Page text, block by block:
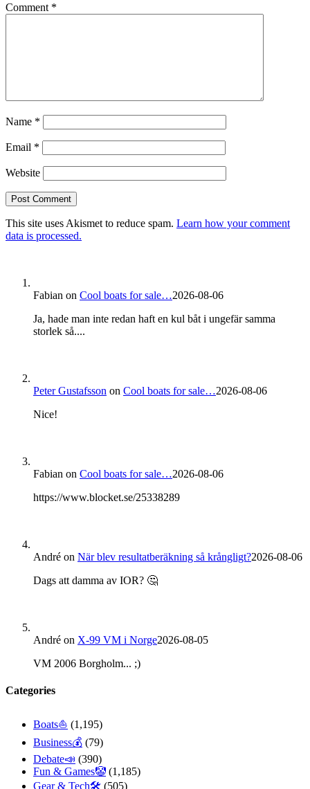
Comment *
Name *
Email *
Website
This site uses Akismet to reduce spam. Learn how your comment
data is processed.
Fabian on Cool boats for sale…2026-08-06
Ja, hade man inte redan haft en kul båt i ungefär samma
storlek så....
Peter Gustafsson on Cool boats for sale…2026-08-06
Nice!
Fabian on Cool boats for sale…2026-08-06
https://www.blocket.se/25338289
André on När blev resultatberäkning så krångligt?2026-08-06
Dags att damma av IOR? 🤔
André on X-99 VM i Norge2026-08-05
VM 2006 Borgholm... ;)
Categories
Boats⛵️ (1,195)
Business💰 (79)
Debate📣 (390)
Fun & Games🤡 (1,185)
Gear & Tech🛠 (505)